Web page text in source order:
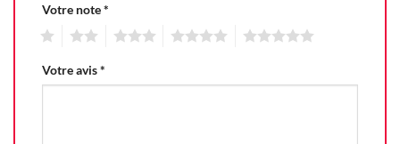
Votre note*
Votre avis*